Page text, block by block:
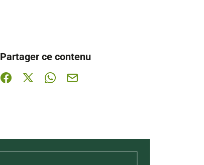
Partager ce contenu
Partager sur Facebook (nouvelle fenêtre)
Partager sur X / Twitter (nouvelle fenêtre)
Partager sur WhatsApp
Partager par mail